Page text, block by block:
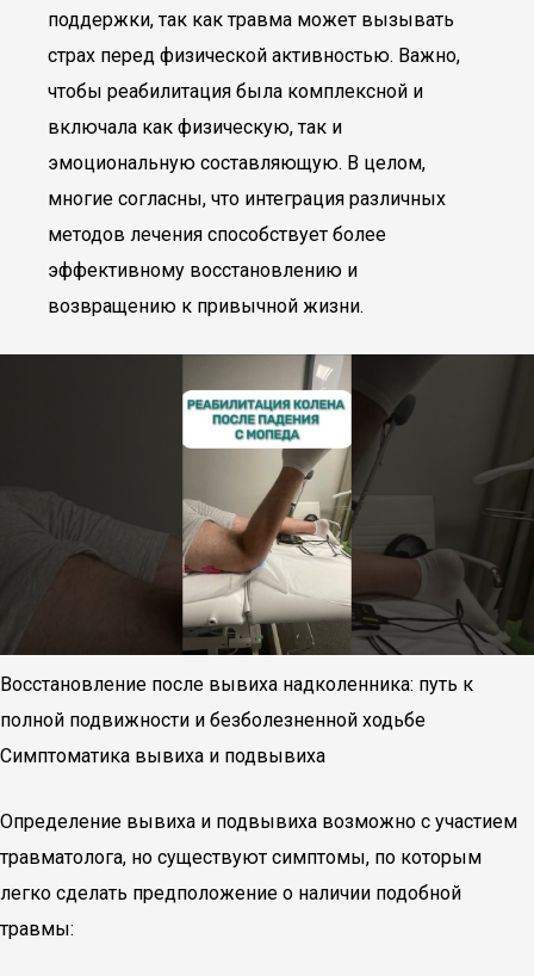
поддержки, так как травма может вызывать
страх перед физической активностью. Важно,
чтобы реабилитация была комплексной и
включала как физическую, так и
эмоциональную составляющую. В целом,
многие согласны, что интеграция различных
методов лечения способствует более
эффективному восстановлению и
возвращению к привычной жизни.
Восстановление после вывиха надколенника: путь к
полной подвижности и безболезненной ходьбе
Симптоматика вывиха и подвывиха
Определение вывиха и подвывиха возможно с участием
травматолога, но существуют симптомы, по которым
легко сделать предположение о наличии подобной
травмы: